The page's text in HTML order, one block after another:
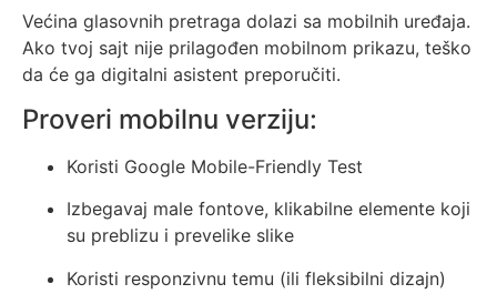
Većina glasovnih pretraga dolazi sa mobilnih uređaja.
Ako tvoj sajt nije prilagođen mobilnom prikazu, teško
da će ga digitalni asistent preporučiti.
Proveri mobilnu verziju:
Koristi Google Mobile-Friendly Test
Izbegavaj male fontove, klikabilne elemente koji
su preblizu i prevelike slike
Koristi responzivnu temu (ili fleksibilni dizajn)